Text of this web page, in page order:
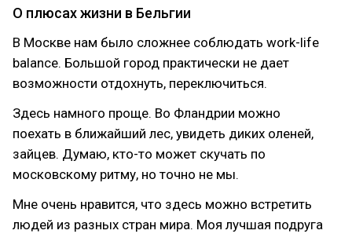
О плюсах жизни в Бельгии
В Москве нам было сложнее соблюдать work-life
balance. Большой город практически не дает
возможности отдохнуть, переключиться.
Здесь намного проще. Во Фландрии можно
поехать в ближайший лес, увидеть диких оленей,
зайцев. Думаю, кто-то может скучать по
московскому ритму, но точно не мы.
Мне очень нравится, что здесь можно встретить
людей из разных стран мира. Моя лучшая подруга